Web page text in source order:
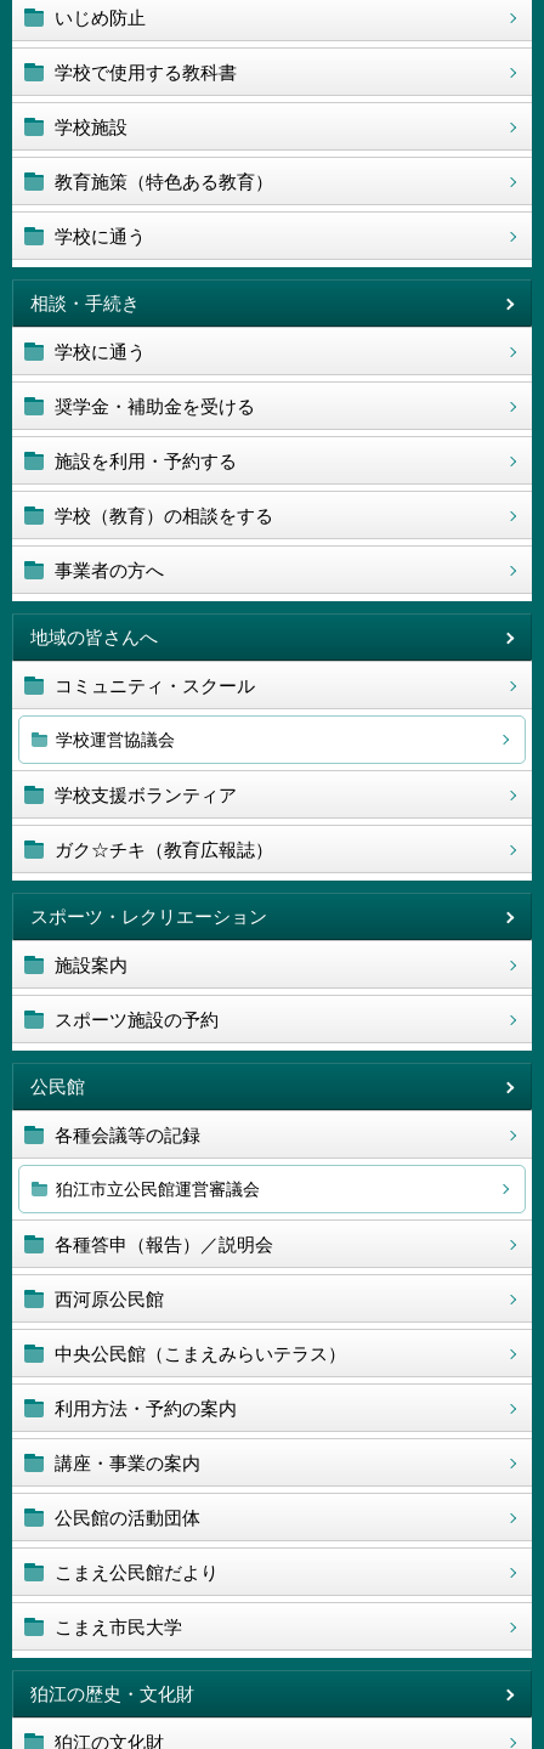
いじめ防止
学校で使用する教科書
学校施設
教育施策（特色ある教育）
学校に通う
相談・手続き
学校に通う
奨学金・補助金を受ける
施設を利用・予約する
学校（教育）の相談をする
事業者の方へ
地域の皆さんへ
コミュニティ・スクール
学校運営協議会
学校支援ボランティア
ガク☆チキ（教育広報誌）
スポーツ・レクリエーション
施設案内
スポーツ施設の予約
公民館
各種会議等の記録
狛江市立公民館運営審議会
各種答申（報告）／説明会
西河原公民館
中央公民館（こまえみらいテラス）
利用方法・予約の案内
講座・事業の案内
公民館の活動団体
こまえ公民館だより
こまえ市民大学
狛江の歴史・文化財
狛江の文化財